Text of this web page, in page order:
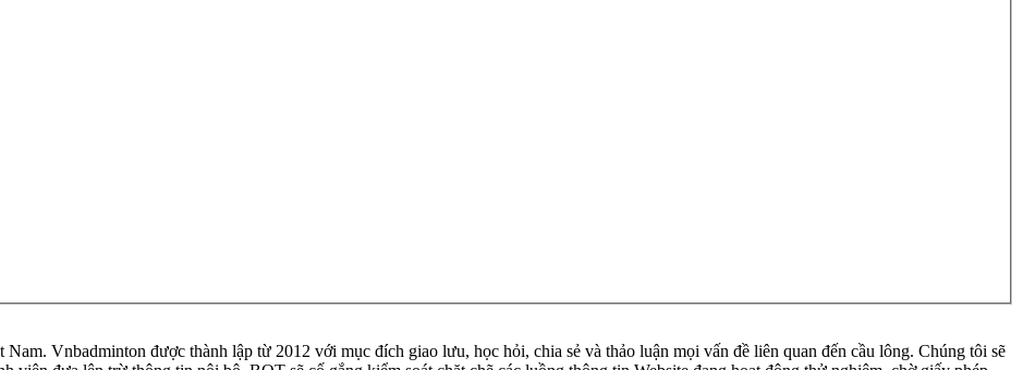
Vnbadminton được thành lập từ 2012 với mục đích giao lưu, học hỏi, chia sẻ và thảo luận mọi vấn đề liên quan đến cầu lông. Chúng tôi sẽ